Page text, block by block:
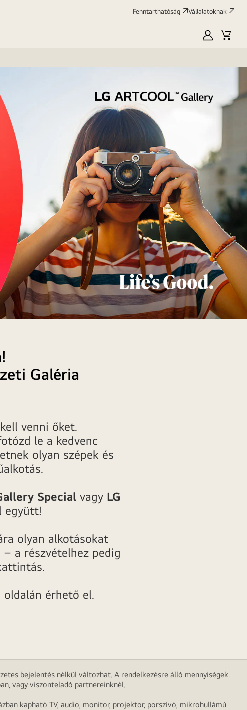
Fenntarthatóság Vállalatoknak
SajátKosár
Galéria
venni őket.
le a kedvenc
olyan szépek és
Special vagy LG
együtt!
olyan alkotásokat
a részvételhez pedig
érhető el.
bejelentés nélkül változhat. A rendelkezésre álló mennyiségek
vagy viszonteladó partnereinknél.
kapható TV, audio, monitor, projektor, porszívó, mikrohullámú